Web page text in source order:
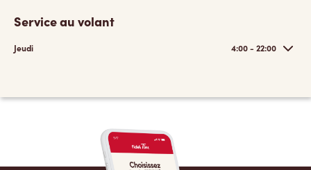
Service au volant
Jeudi 4:00 - 22:00